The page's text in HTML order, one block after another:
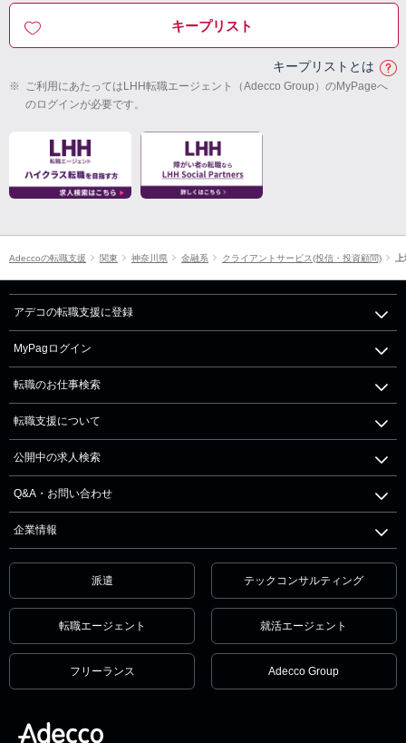
キープリスト
キープリストとは
※ ご利用にあたってはLHH転職エージェント（Adecco Group）のMyPageへ
のログインが必要です。
Adeccoの転職支援 関東 神奈川県 金融系 クライアントサービス(投信・投資顧問)
アデコの転職支援に登録
MyPagログイン
転職のお仕事検索
転職支援について
公開中の求人検索
Q&A・お問い合わせ
企業情報
派遣 テックコンサルティング
転職エージェント 就活エージェント
フリーランス Adecco Group